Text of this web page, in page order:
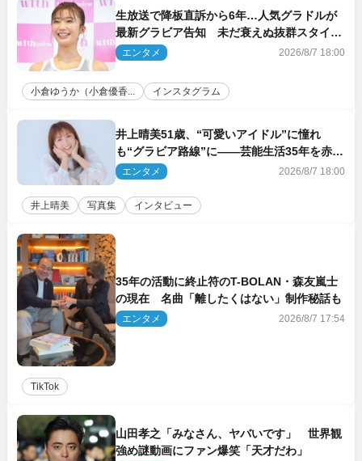
生放送で降板直訴から6年…人気グラドルが
最新グラビア告知 未だ衰えぬ抜群スタイル
に反響
エンタメ 2026/8/7 18:00
小倉ゆうか（小倉優香... インスタグラム
井上晴美51歳、“可愛いアイドル”に憧れ
も“グラビア路線”に――芸能生活35年を赤
裸々に語る 27年ぶりに写真集発売
エンタメ 2026/8/7 18:00
井上晴美 写真集 インタビュー
35年の活動に終止符のT-BOLAN・森友嵐士
の現在 名曲「離したくはない」制作秘話も
エンタメ 2026/8/7 17:54
TikTok
山田孝之「みなさん、ヤバいです」 世界観
強め謎動画にファン爆笑「天才だわ」